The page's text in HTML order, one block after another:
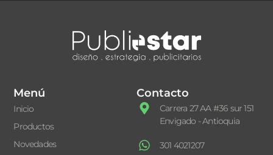
Menú
Inicio
Productos
Novedades
Contacto
Carrera 27 AA #36 sur 151
Envigado - Antioquia
301 4021207